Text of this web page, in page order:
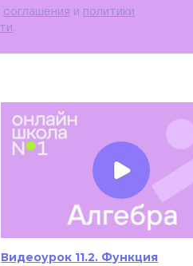
соглашения и политики
Видеоурок 11.2. Функция